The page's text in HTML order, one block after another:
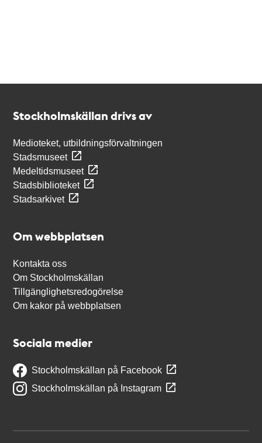
Stockholmskällan drivs av
Medioteket, utbildningsförvaltningen
Stadsmuseet
Medeltidsmuseet
Stadsbiblioteket
Stadsarkivet
Om webbplatsen
Kontakta oss
Om Stockholmskällan
Tillgänglighetsredogörelse
Om kakor på webbplatsen
Sociala medier
Stockholmskällan på Facebook
Stockholmskällan på Instagram